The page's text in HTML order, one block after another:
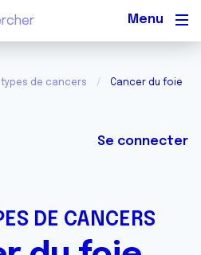
types de cancers Cancer du foie
Se connecter
DE CANCERS